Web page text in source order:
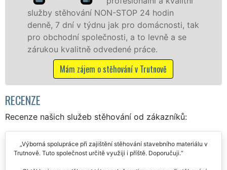
tak
a se
služby zajišťujeme domácnostem i
celém okresu Trutnov se zárukou
franchisové sítě EXTRA STĚHOVÁNÍ.
Nabízíme stěhovací služby NON-
včetně víkendů a svátků bez
Mám zájem o stěhovací služby v
RECENZE
Recenze našich služeb stěhování od zákazníků:
Výborná spolupráce při zajištění stěhování stavebního materiálu v